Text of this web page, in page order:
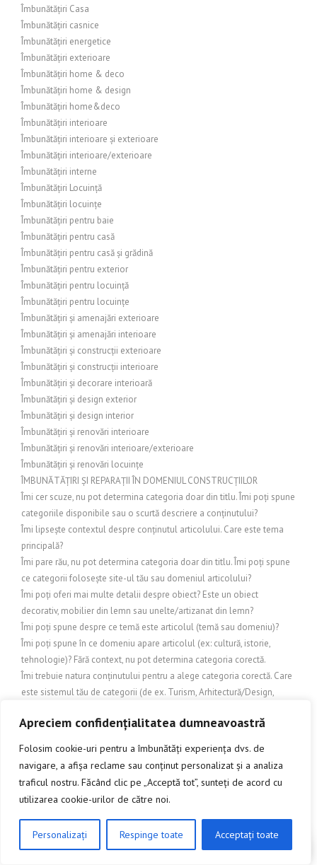
Apreciem confidențialitatea dumneavoastră
Folosim cookie-uri pentru a îmbunătăți experiența dvs. de
navigare, a afișa reclame sau conținut personalizat și a analiza
traficul nostru. Făcând clic pe „Acceptă tot”, sunteți de acord cu
utilizarea cookie-urilor de către noi.
Personalizați Respinge toate Acceptați toate
Îmbunătățiri Casa
Îmbunătățiri casnice
Îmbunătățiri energetice
Îmbunătățiri exterioare
Îmbunătățiri home & deco
Îmbunătățiri home & design
Îmbunătățiri home&deco
Îmbunătățiri interioare
Îmbunătățiri interioare și exterioare
Îmbunătățiri interioare/exterioare
Îmbunătățiri interne
Îmbunătățiri Locuință
Îmbunătățiri locuințe
Îmbunătățiri pentru baie
Îmbunătățiri pentru casă
Îmbunătățiri pentru casă și grădină
Îmbunătățiri pentru exterior
Îmbunătățiri pentru locuință
Îmbunătățiri pentru locuințe
Îmbunătățiri și amenajări exterioare
Îmbunătățiri și amenajări interioare
Îmbunătățiri și construcții exterioare
Îmbunătățiri și construcții interioare
Îmbunătățiri și decorare interioară
Îmbunătățiri și design exterior
Îmbunătățiri și design interior
Îmbunătățiri și renovări interioare
Îmbunătățiri și renovări interioare/exterioare
Îmbunătățiri și renovări locuințe
ÎMBUNĂTĂȚIRI ȘI REPARAȚII ÎN DOMENIUL CONSTRUCȚIILOR
Îmi cer scuze, nu pot determina categoria doar din titlu. Îmi poți spune
categoriile disponibile sau o scurtă descriere a conținutului?
Îmi lipsește contextul despre conținutul articolului. Care este tema
principală?
Îmi pare rău, nu pot determina categoria doar din titlu. Îmi poți spune
ce categorii folosește site-ul tău sau domeniul articolului?
Îmi poți oferi mai multe detalii despre obiect? Este un obiect
decorativ, mobilier din lemn sau unelte/artizanat din lemn?
Îmi poți spune despre ce temă este articolul (temă sau domeniu)?
Îmi poți spune în ce domeniu apare articolul (ex: cultură, istorie,
tehnologie)? Fără context, nu pot determina categoria corectă.
Îmi trebuie natura conținutului pentru a alege categoria corectă. Care
este sistemul tău de categorii (de ex. Turism, Arhitectură/Design,
Îmi trebuie nișa (tema) articolului pentru a stabili categoria.
Încălzire și protecție exterioară
Încălzire și răcire exterioară
Inchideri terase
INDUSTRIE
Industrie și comerț
CLICK AICI PENTRU A DISCUTA